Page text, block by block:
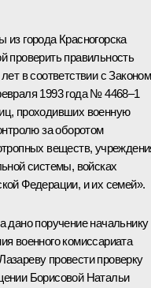
города Красногорска
проверить правильность
в соответствии с Законом
1993 года № 4468–1
проходивших военную
за оборотом
веществ,
системы, войсках
Федерации, и их семей».
дано поручение начальнику
военного комиссариата
провести проверку
Борисовой Натальи